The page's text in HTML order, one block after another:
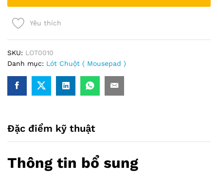
Yêu thích
SKU: LOT0010
Danh mục: Lót Chuột ( Mousepad )
Đặc điểm kỹ thuật
Thông tin bổ sung